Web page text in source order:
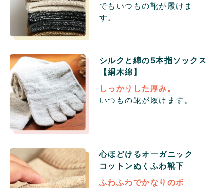
でもいつもの靴が履けま
す。
シルクと綿の5本指ソックス
【絹木綿】
しっかりした厚み。
いつもの靴が履けます。
心ほどけるオーガニック
コットンぬくふわ靴下
ふわふわでかなりのボ